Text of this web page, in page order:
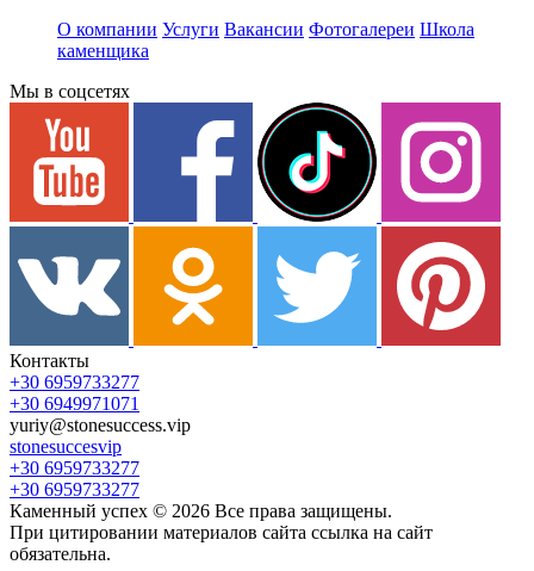
О компании Услуги Вакансии Фотогалереи Школа
каменщика
Мы в соцсетях
Контакты
+30 6959733277
+30 6949971071
yuriy@stonesuccess.vip
stonesuccesvip
+30 6959733277
+30 6959733277
Каменный успех © 2026 Все права защищены.
При цитировании материалов сайта ссылка на сайт
обязательна.